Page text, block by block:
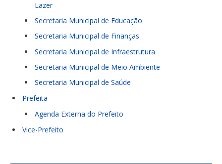
Lazer
Secretaria Municipal de Educação
Secretaria Municipal de Finanças
Secretaria Municipal de Infraestrutura
Secretaria Municipal de Meio Ambiente
Secretaria Municipal de Saúde
Prefeita
Agenda Externa do Prefeito
Vice-Prefeito